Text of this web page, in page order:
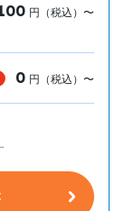
円（税込）〜
0 円（税込）〜